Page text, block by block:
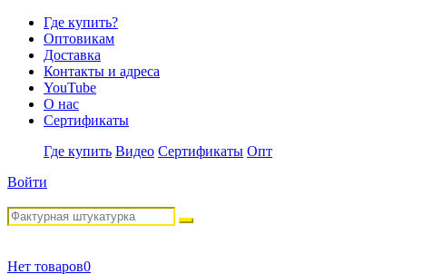
Где купить?
Оптовикам
Доставка
Контакты и адреса
YouTube
О нас
Сертификаты
Где купить Видео Сертификаты Опт
Войти
Нет товаров0